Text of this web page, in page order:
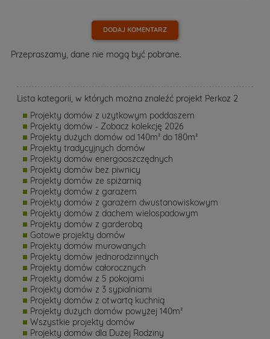
DODAJ KOMENTARZ
Przepraszamy, dane nie mogą być pobrane.
Lista kategorii, w których można znaleźć projekt Perkoz 2
Projekty domów z użytkowym poddaszem
Projekty domów - Zobacz kolekcję 2026
Projekty dużych domów od 140m² do 180m²
Projekty tradycyjnych domów
Projekty domów energooszczędnych
Projekty domów bez piwnicy
Projekty domów ze spiżarnią
Projekty domów z garażem
Projekty domów z garażem dwustanowiskowym
Projekty domów z dachem wielospadowym
Projekty domów z garderobą
Gotowe projekty domów
Projekty domów murowanych
Projekty domów jednorodzinnych
Projekty domów całorocznych
Projekty domów z 5 pokojami
Projekty domów z 3 sypialniami
Projekty domów z otwartą kuchnią
Projekty dużych domów powyżej 140m²
Wszystkie projekty domów
Projekty domów dla Dużej Rodziny